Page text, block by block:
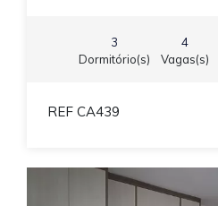
3
Dormitório(s)
4
Vagas(s)
REF CA439